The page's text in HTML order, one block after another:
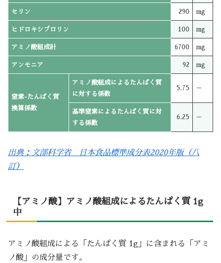
セリン 290 mg
ヒドロキシプロリン 100 mg
アミノ酸組成計 6700 mg
アンモニア 92 mg
窒素-たんぱく質
換算係数
アミノ酸組成によるたんぱく質
に対する係数
5.75 －
基準窒素によるたんぱく質に対
する係数
6.25 －
出典：文部科学省 日本食品標準成分表2020年版（八
訂）
【アミノ酸】アミノ酸組成によるたんぱく質 1g
中
アミノ酸組成による「たんぱく質 1g」に含まれる「アミ
ノ酸」の成分量です。